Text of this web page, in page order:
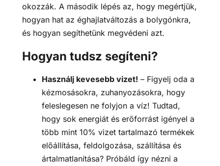
okozzák. A második lépés az, hogy megértjük,
hogyan hat az éghajlatváltozás a bolygónkra,
és hogyan segíthetünk megvédeni azt.
Hogyan tudsz segíteni?
Használj kevesebb vizet! – Figyelj oda a
kézmosásokra, zuhanyozásokra, hogy
feleslegesen ne folyjon a víz! Tudtad,
hogy sok energiát és erőforrást igényel a
több mint 10% vizet tartalmazó termékek
előállítása, feldolgozása, szállítása és
ártalmatlanítása? Próbáld így nézni a